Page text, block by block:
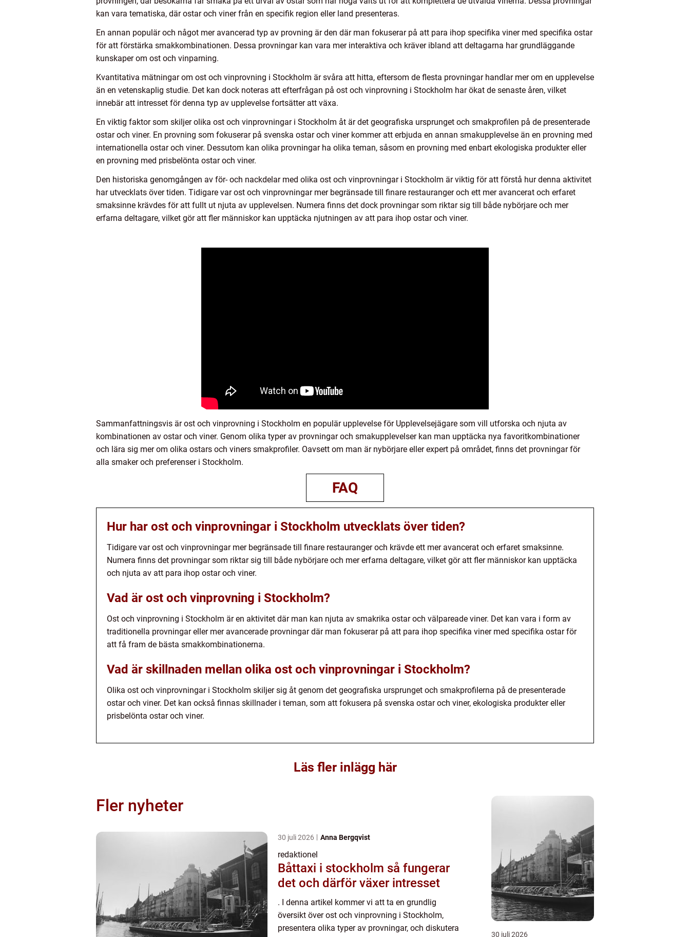
kan vara tematiska, där ostar och viner från en specifik region eller land presenteras.
En annan populär och något mer avancerad typ av provning är den där man fokuserar på att para ihop specifika viner med specifika ostar
för att förstärka smakkombinationen. Dessa provningar kan vara mer interaktiva och kräver ibland att deltagarna har grundläggande
kunskaper om ost och vinparning.
Kvantitativa mätningar om ost och vinprovning i Stockholm är svåra att hitta, eftersom de flesta provningar handlar mer om en upplevelse
än en vetenskaplig studie. Det kan dock noteras att efterfrågan på ost och vinprovning i Stockholm har ökat de senaste åren, vilket
innebär att intresset för denna typ av upplevelse fortsätter att växa.
En viktig faktor som skiljer olika ost och vinprovningar i Stockholm åt är det geografiska ursprunget och smakprofilen på de presenterade
ostar och viner. En provning som fokuserar på svenska ostar och viner kommer att erbjuda en annan smakupplevelse än en provning med
internationella ostar och viner. Dessutom kan olika provningar ha olika teman, såsom en provning med enbart ekologiska produkter eller
en provning med prisbelönta ostar och viner.
Den historiska genomgången av för- och nackdelar med olika ost och vinprovningar i Stockholm är viktig för att förstå hur denna aktivitet
har utvecklats över tiden. Tidigare var ost och vinprovningar mer begränsade till finare restauranger och ett mer avancerat och erfaret
smaksinne krävdes för att fullt ut njuta av upplevelsen. Numera finns det dock provningar som riktar sig till både nybörjare och mer
erfarna deltagare, vilket gör att fler människor kan upptäcka njutningen av att para ihop ostar och viner.
Sammanfattningsvis är ost och vinprovning i Stockholm en populär upplevelse för Upplevelsejägare som vill utforska och njuta av
kombinationen av ostar och viner. Genom olika typer av provningar och smakupplevelser kan man upptäcka nya favoritkombinationer
och lära sig mer om olika ostars och viners smakprofiler. Oavsett om man är nybörjare eller expert på området, finns det provningar för
alla smaker och preferenser i Stockholm.
FAQ
Hur har ost och vinprovningar i Stockholm utvecklats över tiden?
Tidigare var ost och vinprovningar mer begränsade till finare restauranger och krävde ett mer avancerat och erfaret smaksinne.
Numera finns det provningar som riktar sig till både nybörjare och mer erfarna deltagare, vilket gör att fler människor kan upptäcka
och njuta av att para ihop ostar och viner.
Vad är ost och vinprovning i Stockholm?
Ost och vinprovning i Stockholm är en aktivitet där man kan njuta av smakrika ostar och välpareade viner. Det kan vara i form av
traditionella provningar eller mer avancerade provningar där man fokuserar på att para ihop specifika viner med specifika ostar för
att få fram de bästa smakkombinationerna.
Vad är skillnaden mellan olika ost och vinprovningar i Stockholm?
Olika ost och vinprovningar i Stockholm skiljer sig åt genom det geografiska ursprunget och smakprofilerna på de presenterade
ostar och viner. Det kan också finnas skillnader i teman, som att fokusera på svenska ostar och viner, ekologiska produkter eller
prisbelönta ostar och viner.
Läs fler inlägg här
Fler nyheter
30 juli 2026 Anna Bergqvist
redaktionel
Båttaxi i stockholm så fungerar
det och därför växer intresset
. I denna artikel kommer vi att ta en grundlig
översikt över ost och vinprovning i Stockholm,
presentera olika typer av provningar, och diskutera
30 juli 2026